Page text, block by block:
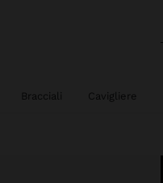
Bracciali Cavigliere